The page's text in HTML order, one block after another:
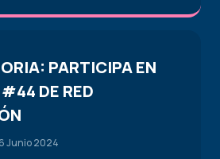
PARTICIPA EN
DE RED
Junio 2024